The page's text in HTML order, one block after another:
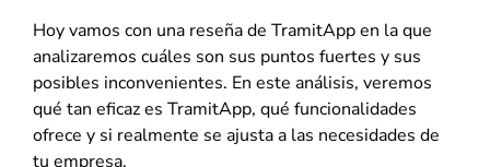
Hoy vamos con una reseña de TramitApp en la que
analizaremos cuáles son sus puntos fuertes y sus
posibles inconvenientes. En este análisis, veremos
qué tan eficaz es TramitApp, qué funcionalidades
ofrece y si realmente se ajusta a las necesidades de
tu empresa.